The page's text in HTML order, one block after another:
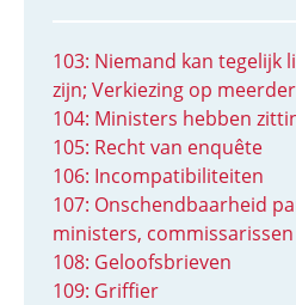
103: Niemand kan tegelijk
zijn; Verkiezing op
104: Ministers hebben
105: Recht van enquête
106: Incompatibiliteiten
107: Onschendbaarheid
ministers,
108: Geloofsbrieven
109: Griffier